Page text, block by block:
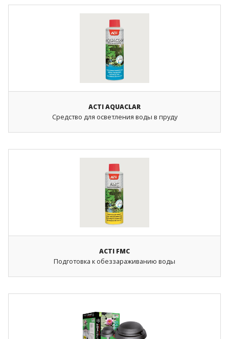
ACTI AQUACLAR
Средство для осветления воды в пруду
ACTI FMC
Подготовка к обеззараживанию воды